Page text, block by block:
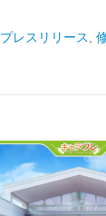
プレスリリース